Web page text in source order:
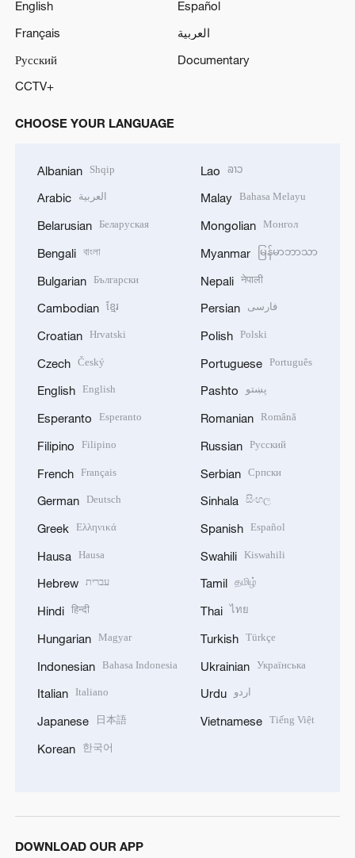
English
Español
Français
العربية
Русский
Documentary
CCTV+
CHOOSE YOUR LANGUAGE
Albanian Shqip
Arabic العربية
Belarusian Беларуская
Bengali বাংলা
Bulgarian Български
Cambodian ខ្មែរ
Croatian Hrvatski
Czech Český
English English
Esperanto Esperanto
Filipino Filipino
French Français
German Deutsch
Greek Ελληνικά
Hausa Hausa
Hebrew עברית
Hindi हिन्दी
Hungarian Magyar
Indonesian Bahasa Indonesia
Italian Italiano
Japanese 日本語
Korean 한국어
Lao ລາວ
Malay Bahasa Melayu
Mongolian Монгол
Myanmar မြန်မာဘာသာ
Nepali नेपाली
Persian فارسی
Polish Polski
Portuguese Português
Pashto پښتو
Romanian Română
Russian Русский
Serbian Српски
Sinhala සිංහල
Spanish Español
Swahili Kiswahili
Tamil தமிழ்
Thai ไทย
Turkish Türkçe
Ukrainian Українська
Urdu اردو
Vietnamese Tiếng Việt
DOWNLOAD OUR APP